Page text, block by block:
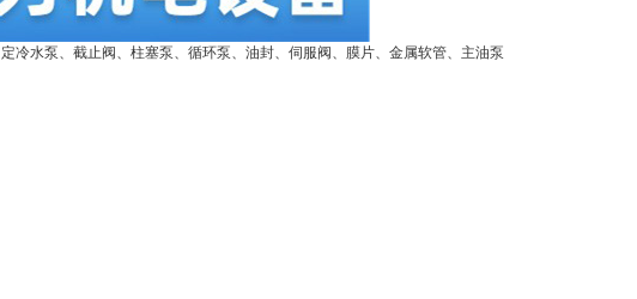
冷水泵、截止阀、柱塞泵、循环泵、油封、伺服阀、膜片、金属软管、主油泵